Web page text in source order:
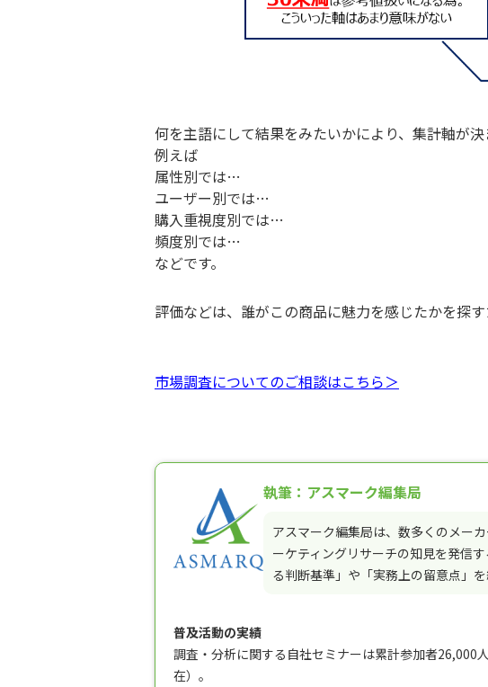
何を主語にして結果をみたいかにより、集計軸が決
例えば
属性別では…
ユーザー別では…
購入重視度別では…
頻度別では…
などです。
評価などは、誰がこの商品に魅力を感じたかを探
市場調査についてのご相談はこちら＞
執筆：アスマーク編集局
アスマーク編集局は、数多くのメー
ーケティングリサーチの知見を発信
る判断基準」や「実務上の留意点」
普及活動の実績
調査・分析に関する自社セミナーは累計参加者
在）。